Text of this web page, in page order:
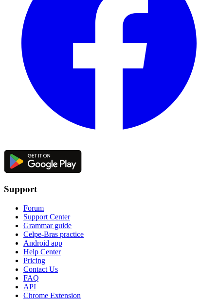
Support
Forum
Support Center
Grammar guide
Celpe-Bras practice
Android app
Help Center
Pricing
Contact Us
FAQ
API
Chrome Extension